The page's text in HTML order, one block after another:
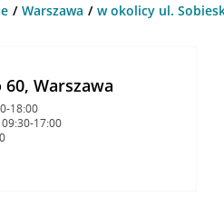
Warszawa w okolicy ul.
Warszawa
18:00
17:00